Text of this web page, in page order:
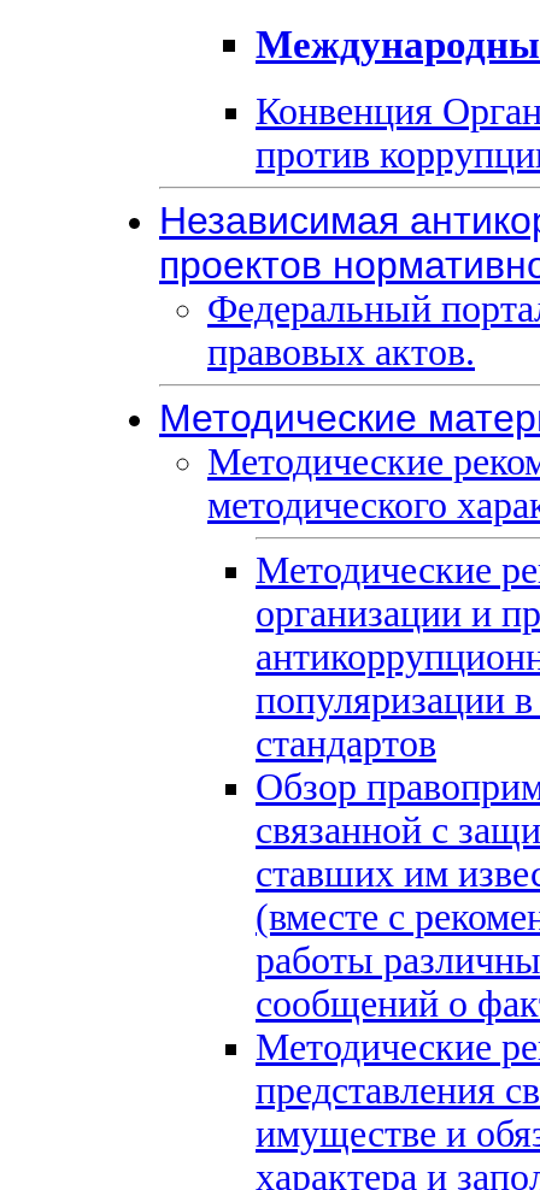
Конвенция
против
Независимая
проектов
Федеральный
правовых актов.
Методические
Методические
методического
Методические
организации и
популяризации
стандартов
Обзор
связанной с
ставших им
(вместе с
работы
сообщений о
Методические
представления
имуществе и
характера и